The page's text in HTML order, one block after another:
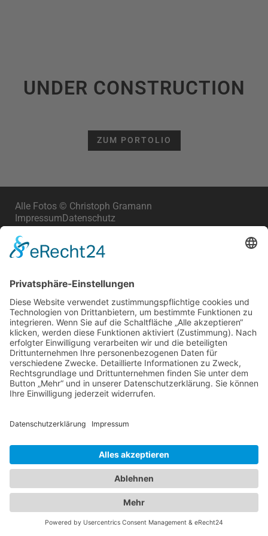
UNDER CONSTRUCTION
ZUM PORTOLIO
Alle Fotos © Christoph Gramann
ImpressumDatenschutz